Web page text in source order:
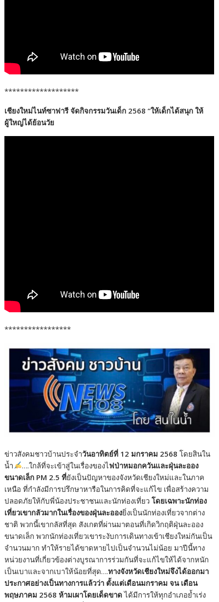
*******************
เชียงใหม่ไนท์ซาฟารี จัดกิจกรรมวันเด็ก 2568 “ให้เด็กได้สนุก ให้
ผู้ใหญ่ได้ย้อนวัย
*****************
ข่าวสังคมชาวบ้านประจำวันอาทิตย์ที่ 12 มกราคม 2568 โดยสินใน
น้ำ
….ใกล้ที่จะเข้าสู่ในเรื่องของไฟป่าหมอกควันและฝุ่นละออง
ขนาดเล็ก PM 2.5 ที่ยังเป็นปัญหาของจังหวัดเชียงใหม่และในภาค
เหนือ ที่กำลังมีการปรึกษาหารือในการคิดที่จะแก้ไข เพื่อสร้างความ
ปลอดภัยให้กับพี่น้องประชาชนและนักท่องเที่ยว โดยเฉพาะนักท่อง
เที่ยวเขากลัวมากในเรื่องของฝุ่นละอองยิ่งเป็นนักท่องเที่ยวจากต่าง
ชาติ พวกนี้เขากลัสที่สุด สังเกตที่ผ่านมาตอนที่เกิดวิกฤติฝุ่นละออง
ขนาดเล็ก พวกนักท่องเที่ยวเขาระงับการเดินทางเข้าเชียงใหม่กันเป็น
จำนวนมาก ทำให้รายได้ขาดหายไปเป็นจำนวนไม่น้อย มาปีนี้ทาง
หน่วยงานที่เกี่ยวข้องต่างบูรณาการร่วมกันที่จะแก้ไขให้ได้จากหนัก
เป็นเบาและจากเบาให้น้อยที่สุด….ทางจังหวัดเชียงใหม่จึงได้ออกมา
ประกาศอย่างเป็นทางการแล้วว่า ตั้งแต่เดือนมกราคม จน เดือน
พฤษภาคม 2568 ห้ามเผาโดยเด็ดขาดได้มีการให้ทุกอำเภอย้ำเร่ง